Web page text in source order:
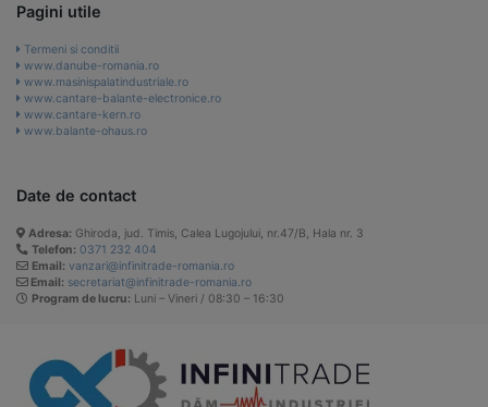
Pagini utile
Termeni si conditii
www.danube-romania.ro
www.masinispalatindustriale.ro
www.cantare-balante-electronice.ro
www.cantare-kern.ro
www.balante-ohaus.ro
Date de contact
Adresa: Ghiroda, jud. Timis, Calea Lugojului, nr.47/B, Hala nr. 3
Telefon: 0371 232 404
Email: vanzari@infinitrade-romania.ro
Email: secretariat@infinitrade-romania.ro
Program de lucru: Luni – Vineri / 08:30 – 16:30